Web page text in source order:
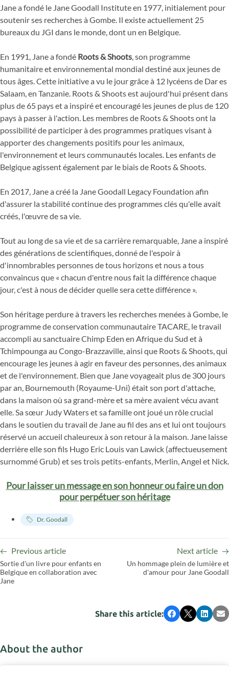
Jane a fondé le Jane Goodall Institute en 1977, initialement pour
soutenir ses recherches à Gombe. Il existe actuellement 25
bureaux du JGI dans le monde, dont un en Belgique.
En 1991, Jane a fondé Roots & Shoots , son programme
humanitaire et environnemental mondial destiné aux jeunes de
tous âges. Cette initiative a vu le jour grâce à 12 lycéens de Dar es
Salaam, en Tanzanie. Roots & Shoots est aujourd'hui présent dans
plus de 65 pays et a inspiré et encouragé les jeunes de plus de 120
pays à passer à l'action. Les membres de Roots & Shoots ont la
possibilité de participer à des programmes pratiques visant à
apporter des changements positifs pour les animaux,
l'environnement et leurs communautés locales. Les enfants de
Belgique agissent également par le biais de Roots & Shoots.
En 2017, Jane a créé la Jane Goodall Legacy Foundation afin
d'assurer la stabilité continue des programmes clés qu'elle avait
créés, l'œuvre de sa vie.
Tout au long de sa vie et de sa carrière remarquable, Jane a inspiré
des générations de scientifiques, donné de l'espoir à
d'innombrables personnes de tous horizons et nous a tous
convaincus que « chacun d'entre nous fait la différence chaque
jour, c'est à nous de décider quelle sera cette différence ».
Son héritage perdure à travers les recherches menées à Gombe, le
programme de conservation communautaire TACARE, le travail
accompli au sanctuaire Chimp Eden en Afrique du Sud et à
Tchimpounga au Congo-Brazzaville, ainsi que Roots & Shoots, qui
encourage les jeunes à agir en faveur des personnes, des animaux
et de l'environnement. Bien que Jane voyageait plus de 300 jours
par an, Bournemouth (Royaume-Uni) était son port d'attache,
dans la maison où sa grand-mère et sa mère avaient vécu avant
elle. Sa sœur Judy Waters et sa famille ont joué un rôle crucial
dans le soutien du travail de Jane au fil des ans et lui ont toujours
réservé un accueil chaleureux à son retour à la maison. Jane laisse
derrière elle son fils Hugo Eric Louis van Lawick (affectueusement
surnommé Grub) et ses trois petits-enfants, Merlin, Angel et Nick.
Pour laisser un message en son honneur ou faire un don
pour perpétuer son héritage
Dr. Goodall
Previous article
Sortie d'un livre pour enfants en
Belgique en collaboration avec
Jane
Next article
Un hommage plein de lumière et
d'amour pour Jane Goodall
Share this article: Facebook
X
About the author